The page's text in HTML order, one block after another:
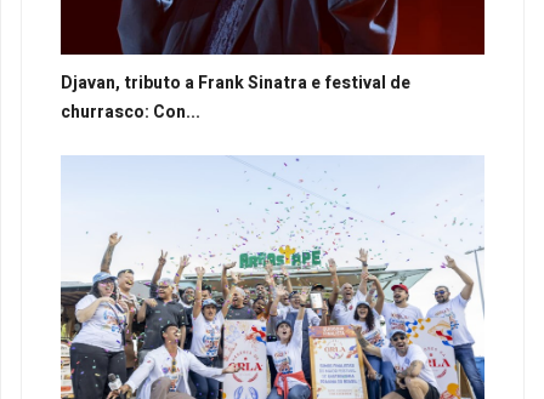
Djavan, tributo a Frank Sinatra e festival de
churrasco: Con...